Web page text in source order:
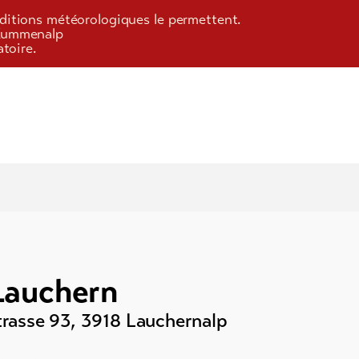
météorologiques le permettent.
93, 3918 Lauchernalp